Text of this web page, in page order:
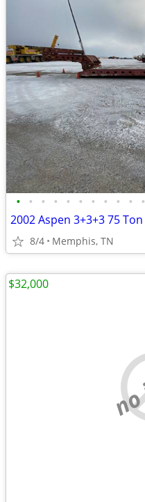
• • • • • • • • • • •
2002 Aspen 3+3+3 75
8/4 Memphis, TN
$32,000